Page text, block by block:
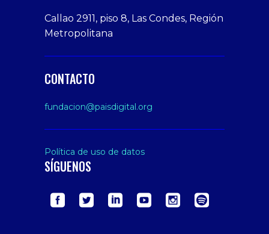
Xxx
Indian
Big
Butt
sex
Step
Callao 2911, piso 8, Las Condes, Región
Metropolitana
CONTACTO
fundacion@paisdigital.org
Política de uso de datos
SÍGUENOS